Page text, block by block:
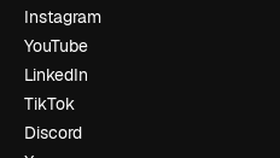
Instagram
YouTube
LinkedIn
TikTok
Discord